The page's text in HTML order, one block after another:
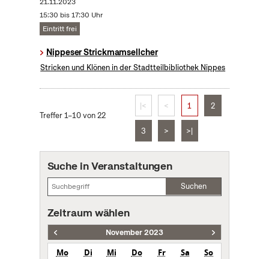
15:30 bis 17:30 Uhr
Eintritt frei
Nippeser Strickmamsellcher
Stricken und Klönen in der Stadtteilbibliothek Nippes
Treffer 1–10 von 22
|< < 1 2
3 > >|
Suche in Veranstaltungen
Suchen
Zeitraum wählen
November 2023
Mo Di Mi Do Fr Sa
So